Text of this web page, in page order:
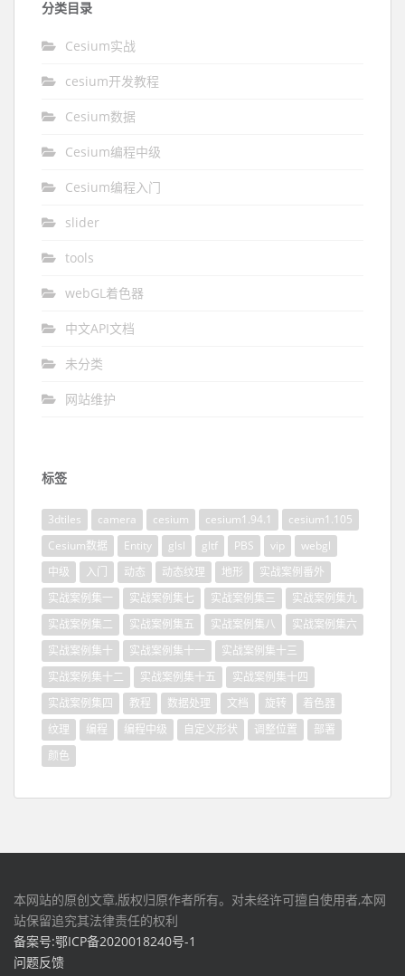
分类目录
Cesium实战
cesium开发教程
Cesium数据
Cesium编程中级
Cesium编程入门
slider
tools
webGL着色器
中文API文档
未分类
网站维护
标签
3dtiles camera cesium cesium1.94.1
cesium1.105
Cesium数据
Entity glsl gltf PBS vip
webgl
中级
入门 动态 动态纹理 地形
实战案例番外
实战案例集一
实战案例集七 实战案例集三
实战案例集九
实战案例集二
实战案例集五 实战案例集八
实战案例集六
实战案例集十
实战案例集十一
实战案例集十三
实战案例集十二
实战案例集十五
实战案例集十四
实战案例集四
教程 数据处理 文档 旋转
着色器
纹理
编程 编程中级 自定义形状 调整位置
部署
颜色
本网站的原创文章,版权归原作者所有。对未经许可擅自使用者,本网
站保留追究其法律责任的权利
备案号:鄂ICP备2020018240号-1
问题反馈